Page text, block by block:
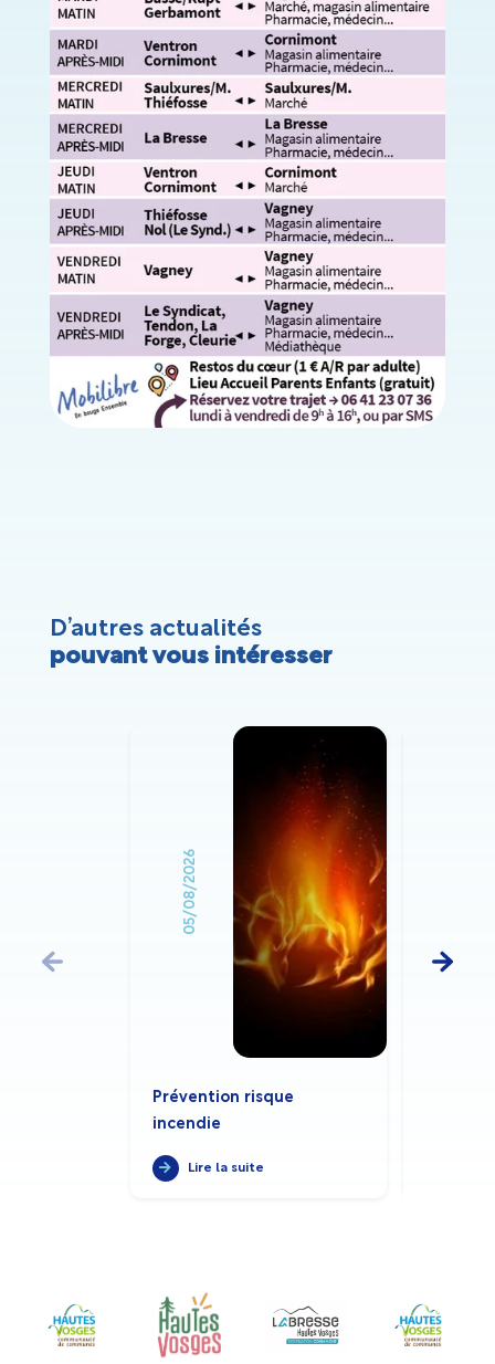
D’autres actualités
pouvant vous intéresser
05/08/2026
Prévention risque
incendie
Lire la suite